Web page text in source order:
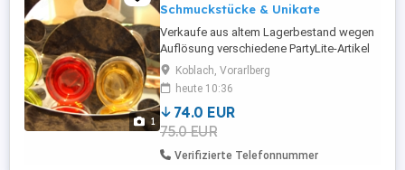
1
Schmuckstücke & Unikate
Verkaufe aus altem Lagerbestand wegen
Auflösung verschiedene PartyLite-Artikel
mit stark reduziertem Verkaufspreis (ca
30-50% vom Neupreis). Es handelt sich um
Neuware und sie wurden in der
Originalverpackung trocken gelagert. Die
Artikel sind aktuell nicht mehr auf
"PartyLite" zu haben und daher Unikate!
Angeboten ...
Koblach, Vorarlberg
heute 10:36
74.0 EUR
75.0 EUR
Verifizierte Telefonnummer